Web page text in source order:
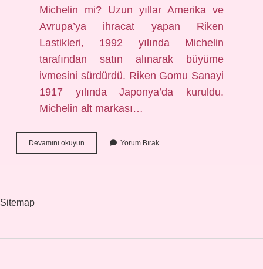
Michelin mi? Uzun yıllar Amerika ve
Avrupa’ya ihracat yapan Riken
Lastikleri, 1992 yılında Michelin
tarafından satın alınarak büyüme
ivmesini sürdürdü. Riken Gomu Sanayi
1917 yılında Japonya’da kuruldu.
Michelin alt markası…
Devamını okuyun Michelin
Yan
Yorum Bırak
Sitemap